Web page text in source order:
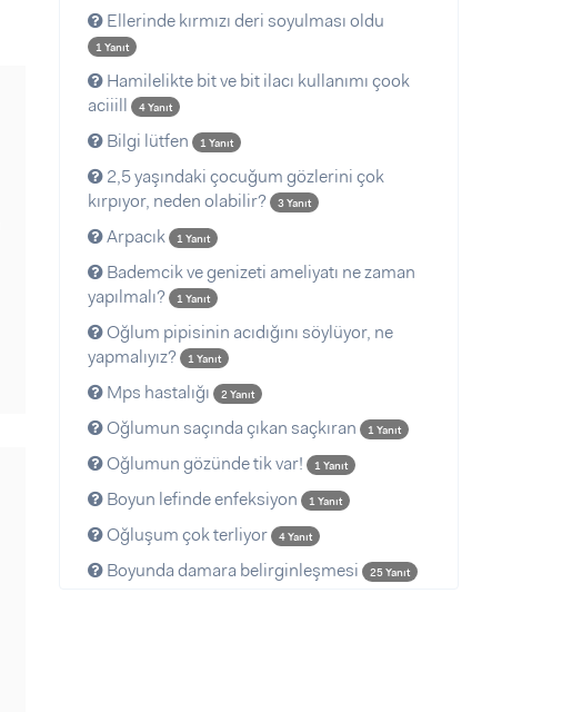
Ellerinde kırmızı deri soyulması oldu
1 Yanıt
Hamilelikte bit ve bit ilacı kullanımı çook
aciiill
4 Yanıt
Bilgi lütfen 1 Yanıt
2,5 yaşındaki çocuğum gözlerini çok
kırpıyor, neden olabilir?
3 Yanıt
Arpacık 1 Yanıt
Bademcik ve genizeti ameliyatı ne zaman
yapılmalı?
1 Yanıt
Oğlum pipisinin acıdığını söylüyor, ne
yapmalıyız?
1 Yanıt
Mps hastalığı 2 Yanıt
Oğlumun saçında çıkan saçkıran 1 Yanıt
Oğlumun gözünde tik var! 1 Yanıt
Boyun lefinde enfeksiyon 1 Yanıt
Oğluşum çok terliyor 4 Yanıt
Boyunda damara belirginleşmesi 25 Yanıt